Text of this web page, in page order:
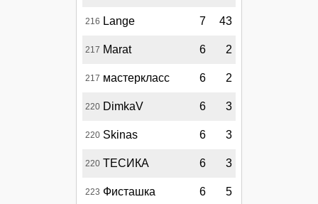
216 Lange 7 43
217 Marat 6 2
217 мастеркласс 6 2
220 DimkaV 6 3
220 Skinas 6 3
220 ТЕСИКА 6 3
223 Фисташка 6 5